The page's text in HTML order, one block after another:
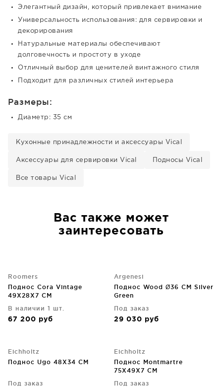
Элегантный дизайн, который привлекает внимание
Универсальность использования: для сервировки и
декорирования
Натуральные материалы обеспечивают
долговечность и простоту в уходе
Отличный выбор для ценителей винтажного стиля
Подходит для различных стилей интерьера
Размеры:
Диаметр: 35 см
Кухонные принадлежности и аксессуары Vical
Аксессуары для сервировки Vical Подносы Vical
Все товары Vical
Вас также может
заинтересовать
Roomers
Поднос Cora Vintage
49X28X7 CM
В наличии 1 шт.
67 200 руб
Argenesi
Поднос Wood Ø36 CM Silver
Green
Под заказ
29 030 руб
Eichholtz
Поднос Ugo 48X34 CM
Под заказ
Eichholtz
Поднос Montmartre
75X49X7 CM
Под заказ